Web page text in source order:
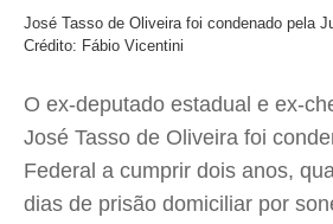
José Tasso de Oliveira foi condenado pela
Crédito: Fábio Vicentini
O ex-deputado estadual e ex-
José Tasso de Oliveira foi
Federal a cumprir dois anos,
dias de prisão domiciliar por